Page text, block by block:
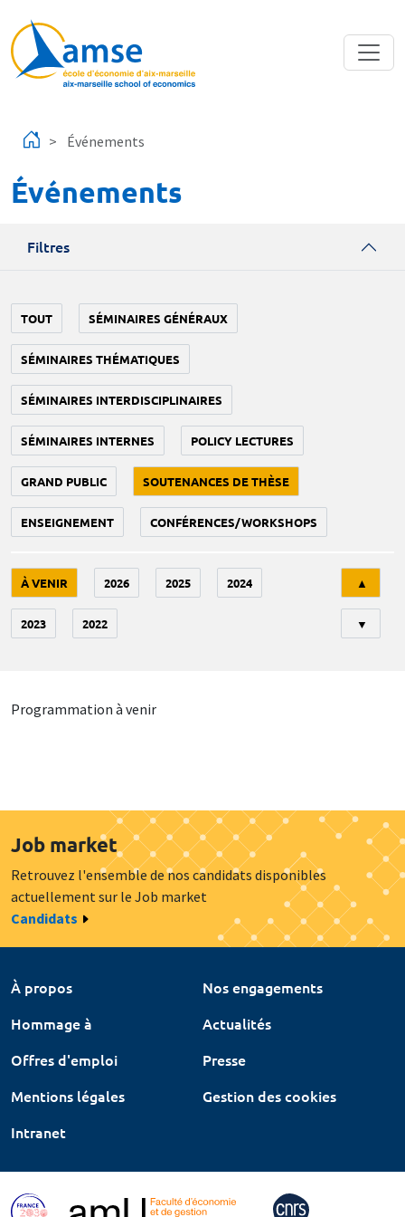
Événements
Événements
Filtres
TOUT SÉMINAIRES GÉNÉRAUX
SÉMINAIRES THÉMATIQUES
SÉMINAIRES INTERDISCIPLINAIRES
SÉMINAIRES INTERNES POLICY LECTURES
GRAND PUBLIC SOUTENANCES DE THÈSE
ENSEIGNEMENT CONFÉRENCES/WORKSHOPS
À VENIR 2026 2025 2024
2023 2022
▲
▼
Programmation à venir
Job market
Retrouvez l'ensemble de nos candidats disponibles
actuellement sur le Job market
Candidats
À propos
Nos engagements
Hommage à
Actualités
Offres d'emploi
Presse
Mentions légales
Gestion des cookies
Intranet